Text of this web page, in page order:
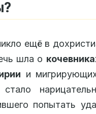
ещё в
шла о
и
попытать